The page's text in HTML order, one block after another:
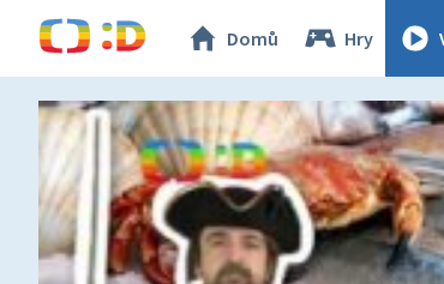
Domů Hry